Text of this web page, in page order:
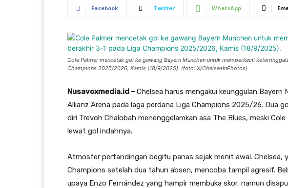
Facebook Twitter WhatsApp
Cole Palmer mencetak gol ke gawang Bayern Munchen untuk memperkecil
Champions 2025/2026, Kamis (18/9/2025). (foto: X/ChelseaInPhotos)
Nusavoxmedia.id –Chelsea harus mengakui keunggulan Bayern
Allianz Arena pada laga perdana Liga Champions 2025/26. Dua
diri Trevoh Chalobah menenggelamkan asa The Blues, meski
lewat gol indahnya.
Atmosfer pertandingan begitu panas sejak menit awal. Chelsea,
Champions setelah dua tahun absen, mencoba tampil agresif.
upaya Enzo Fernández yang hampir membuka skor, namun